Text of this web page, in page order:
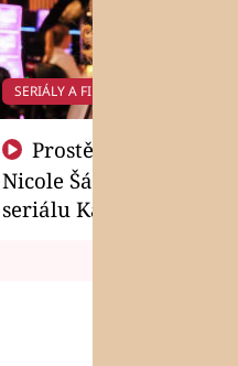
SERIÁLY A FILMY
Nicole Šáchová získala
seriálu Kamarádi